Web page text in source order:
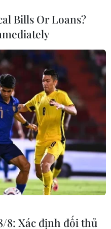
mang số hiệu PK-
Cargo đã bị mất liên
Intan Jaya, tỉnh
Adita Irawati, cho
lúc 6h40 từ huyện
và mất liên lạc vào
cánh.
hóa thiết yếu và vật
trên khoang gồm
và kỹ thuật viên.
soát không lưu với
Bills Or Loans?
8: Xác định đối thủ